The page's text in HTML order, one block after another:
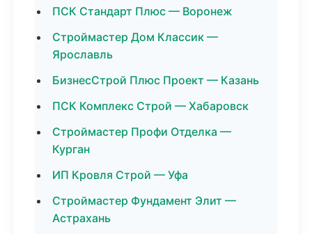
ПСК Стандарт Плюс — Воронеж
Строймастер Дом Классик —
Ярославль
БизнесСтрой Плюс Проект — Казань
ПСК Комплекс Строй — Хабаровск
Строймастер Профи Отделка —
Курган
ИП Кровля Строй — Уфа
Строймастер Фундамент Элит —
Астрахань